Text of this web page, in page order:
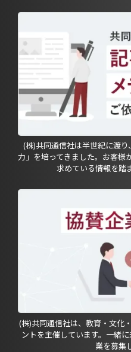
(株)共同通信社は半世紀に渡
力」を培ってきました。お客様
求めている情報を踏
(株)共同通信社は、教育・文化
ントを主催しています。一緒
業を募集